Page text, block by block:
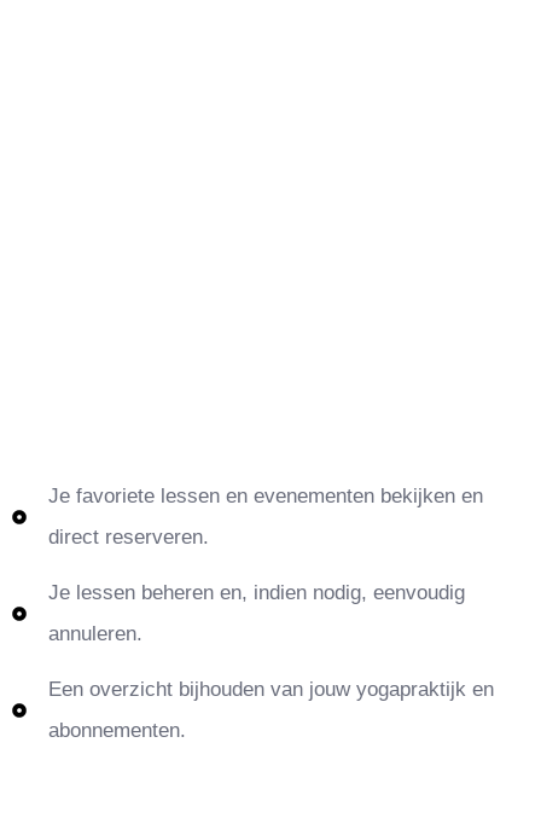
Je favoriete lessen en evenementen bekijken en
direct reserveren.
Je lessen beheren en, indien nodig, eenvoudig
annuleren.
Een overzicht bijhouden van jouw yogapraktijk en
abonnementen.